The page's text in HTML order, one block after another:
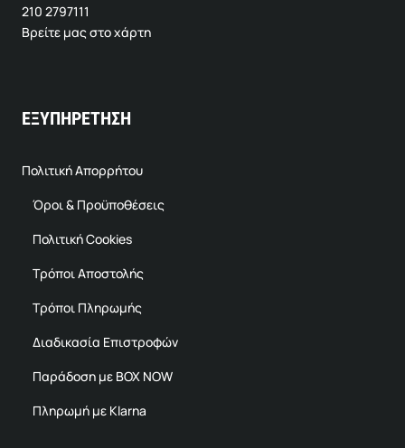
210 2797111
Βρείτε μας στο χάρτη
ΕΞΥΠΗΡΕΤΗΣΗ
Πολιτική Απορρήτου
Όροι & Προϋποθέσεις
Πολιτική Cookies
Τρόποι Αποστολής
Τρόποι Πληρωμής
Διαδικασία Επιστροφών
Παράδοση με BOX NOW
Πληρωμή με Klarna